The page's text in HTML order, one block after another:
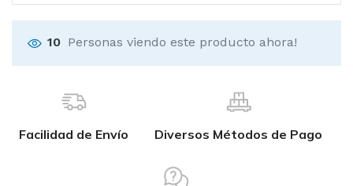
10 Personas viendo este producto ahora!
Facilidad de Envío Diversos Métodos de Pago